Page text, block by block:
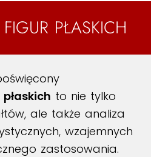
PŁASKICH
to nie tylko
ale także analiza
wzajemnych
zastosowania.